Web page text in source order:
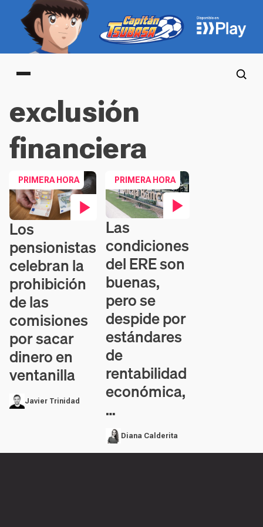
Main menu
exclusión
financiera
PRIMERA HORA
Contenido en vídeo
Los
pensionistas
celebran la
prohibición
de las
comisiones
por sacar
dinero en
ventanilla
Javier Trinidad
PRIMERA HORA
Contenido en vídeo
Las
condiciones
del ERE son
buenas,
pero se
despide por
estándares
de
rentabilidad
económica,
…
Diana Calderita